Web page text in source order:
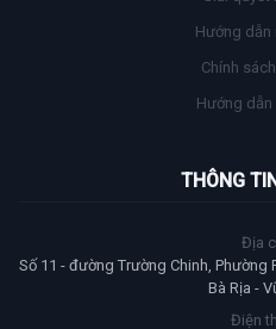
HỖ TRỢ
Giải quyết
Hướng dẫn
Hướng dẫn
THÔNG
Địa